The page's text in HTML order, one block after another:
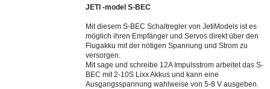
JETI -model S-BEC
Mit diesem S-BEC Schaltregler von JetiModels ist es
möglich ihren Empfänger und Servos direkt über den
Flugakku mit der nötigen Spannung und Strom zu
versorgen.
Mit sage und schreibe 12A Impulsstrom arbeitet das S-
BEC mit 2-10S Lixx Akkus und kann eine
Ausgangsspannung wahlweise von 5-8 V ausgeben.